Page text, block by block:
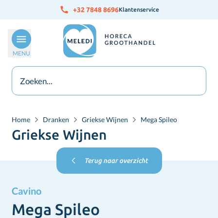
Ga naar de inhoud +32 7848 8696Klantenservice
MENU
Home Dranken Griekse Wijnen Mega Spileo
Griekse Wijnen
Terug naar overzicht
Cavino
Mega Spileo